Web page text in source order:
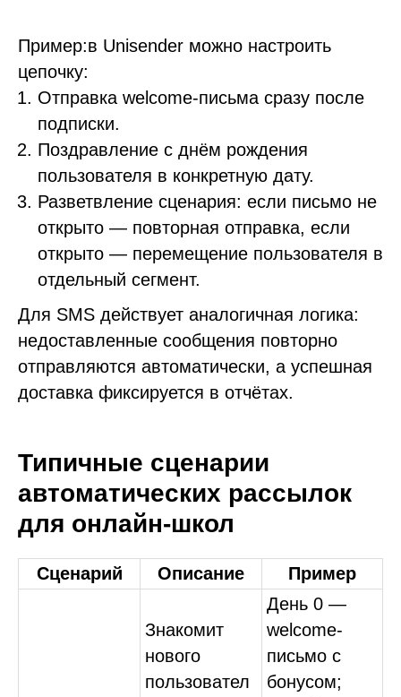
Пример:в Unisender можно настроить
цепочку:
Отправка welcome-письма сразу после
подписки.
Поздравление с днём рождения
пользователя в конкретную дату.
Разветвление сценария: если письмо не
открыто — повторная отправка, если
открыто — перемещение пользователя в
отдельный сегмент.
Для SMS действует аналогичная логика:
недоставленные сообщения повторно
отправляются автоматически, а успешная
доставка фиксируется в отчётах.
Типичные сценарии
автоматических рассылок
для онлайн-школ
Сценарий Описание Пример
Знакомит
нового
пользовател
День 0 —
welcome-
письмо с
бонусом;